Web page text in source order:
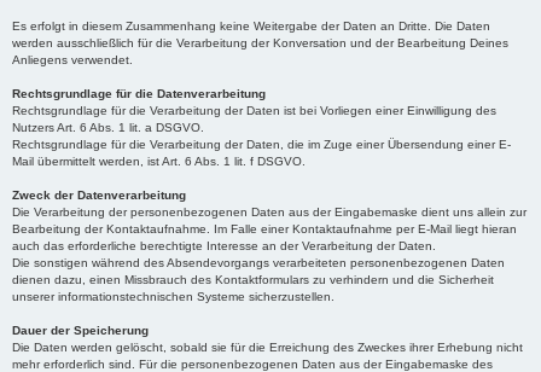
Es erfolgt in diesem Zusammenhang keine Weitergabe der Daten an Dritte. Die Daten
werden ausschließlich für die Verarbeitung der Konversation und der Bearbeitung Deines
Anliegens verwendet.
Rechtsgrundlage für die Datenverarbeitung
Rechtsgrundlage für die Verarbeitung der Daten ist bei Vorliegen einer Einwilligung des
Nutzers Art. 6 Abs. 1 lit. a DSGVO.
Rechtsgrundlage für die Verarbeitung der Daten, die im Zuge einer Übersendung einer E-
Mail übermittelt werden, ist Art. 6 Abs. 1 lit. f DSGVO.
Zweck der Datenverarbeitung
Die Verarbeitung der personenbezogenen Daten aus der Eingabemaske dient uns allein zur
Bearbeitung der Kontaktaufnahme. Im Falle einer Kontaktaufnahme per E-Mail liegt hieran
auch das erforderliche berechtigte Interesse an der Verarbeitung der Daten.
Die sonstigen während des Absendevorgangs verarbeiteten personenbezogenen Daten
dienen dazu, einen Missbrauch des Kontaktformulars zu verhindern und die Sicherheit
unserer informationstechnischen Systeme sicherzustellen.
Dauer der Speicherung
Die Daten werden gelöscht, sobald sie für die Erreichung des Zweckes ihrer Erhebung nicht
mehr erforderlich sind. Für die personenbezogenen Daten aus der Eingabemaske des